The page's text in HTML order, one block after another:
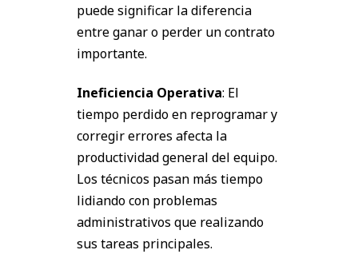
puede significar la diferencia
entre ganar o perder un contrato
importante.
Ineficiencia Operativa: El
tiempo perdido en reprogramar y
corregir errores afecta la
productividad general del equipo.
Los técnicos pasan más tiempo
lidiando con problemas
administrativos que realizando
sus tareas principales.